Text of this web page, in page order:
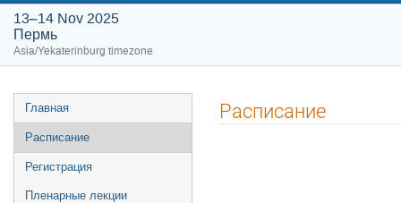
13–14 Nov 2025
Пермь
Asia/Yekaterinburg timezone
Event
menu
Главная
Расписание
Регистрация
Пленарные лекции
Расписание